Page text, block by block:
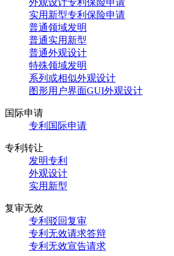
外观设计专利保险申请
实用新型专利保险申请
普通领域发明
普通实用新型
普通外观设计
特殊领域发明
系列或相似外观设计
图形用户界面GUI外观设计
国际申请
专利国际申请
专利转让
发明专利
外观设计
实用新型
复审无效
专利驳回复审
专利无效请求答辩
专利无效宣告请求